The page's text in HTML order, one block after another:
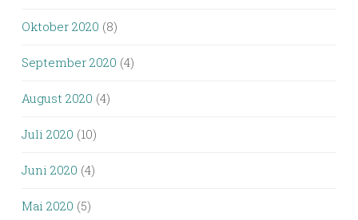
Oktober 2020 (8)
September 2020 (4)
August 2020 (4)
Juli 2020 (10)
Juni 2020 (4)
Mai 2020 (5)